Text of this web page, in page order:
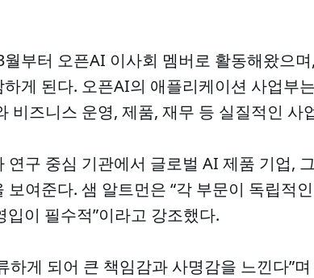
부터 오픈AI 이사회 멤버로 활동해왔으
게 된다. 오픈AI의 애플리케이션 사업부
비즈니스 운영, 제품, 재무 등 실질적인 사
연구 중심 기관에서 글로벌 AI 제품 기업,
보여준다. 샘 알트먼은 “각 부문이 독립적
입이 필수적”이라고 강조했다.
하게 되어 큰 책임감과 사명감을 느낀다”